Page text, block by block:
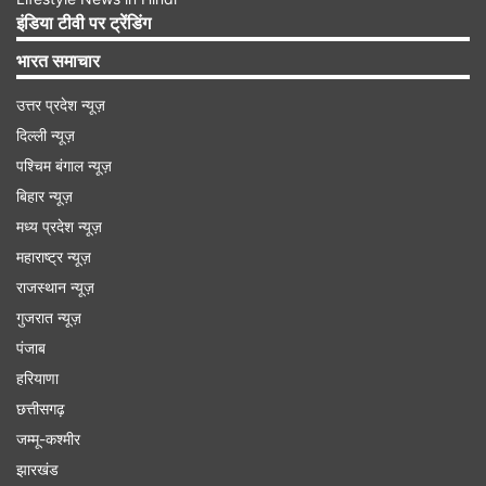
पढ़ें-
मिलेगा फायदा
चालान का निपटारा तीस हजारी कोर्ट, कड़कड़नूमा, पचियाला
इंडिया टीवी पर ट्रेंडिंग
भारत समाचार
उत्तर प्रदेश न्यूज़
दिल्ली न्यूज़
पश्चिम बंगाल न्यूज़
बिहार न्यूज़
मध्य प्रदेश न्यूज़
महाराष्ट्र न्यूज़
राजस्थान न्यूज़
गुजरात न्यूज़
पंजाब
हरियाणा
छत्तीसगढ़
जम्मू-कश्मीर
झारखंड